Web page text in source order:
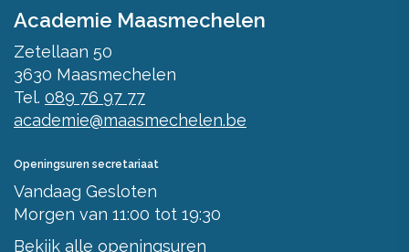
Academie Maasmechelen
Zetellaan 50
3630 Maasmechelen
Tel. 089 76 97 77
academie@maasmechelen.be
Openingsuren secretariaat
Vandaag Gesloten
Morgen van 11:00 tot 19:30
Bekijk alle openingsuren